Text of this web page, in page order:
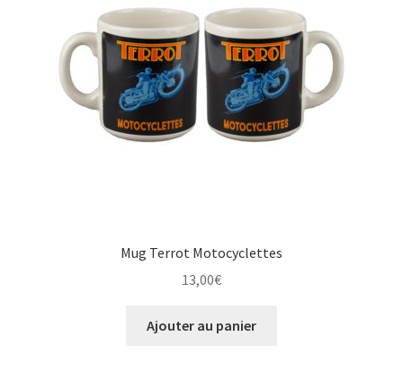
Mug Terrot Motocyclettes
13,00€
Ajouter au panier